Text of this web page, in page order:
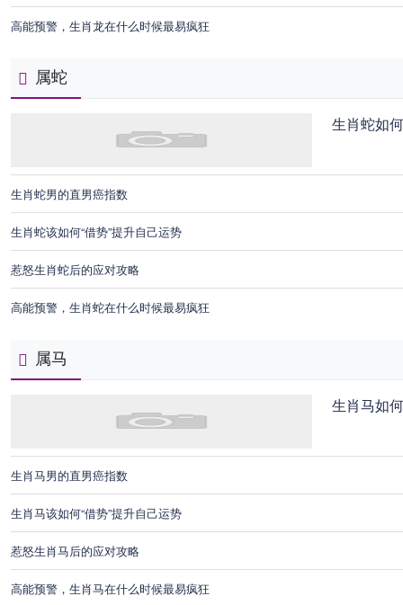
高能预警，生肖龙在什么时候最易疯狂
属蛇
生肖蛇如
生肖蛇男的直男癌指数
生肖蛇该如何“借势”提升自己运势
惹怒生肖蛇后的应对攻略
高能预警，生肖蛇在什么时候最易疯狂
属马
生肖马如
生肖马男的直男癌指数
生肖马该如何“借势”提升自己运势
惹怒生肖马后的应对攻略
高能预警，生肖马在什么时候最易疯狂